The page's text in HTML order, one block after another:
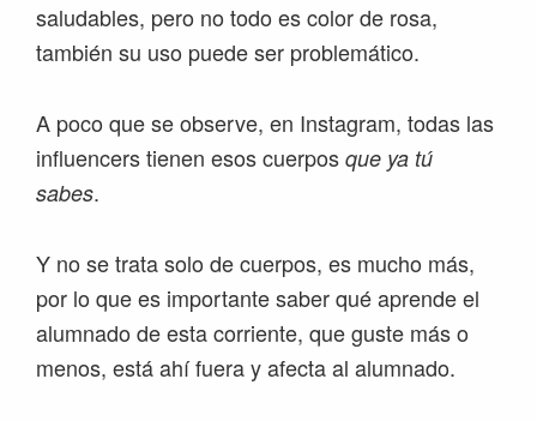
saludables, pero no todo es color de rosa,
también su uso puede ser problemático.
A poco que se observe, en Instagram, todas las
influencers tienen esos cuerpos que ya tú
sabes.
Y no se trata solo de cuerpos, es mucho más,
por lo que es importante saber qué aprende el
alumnado de esta corriente, que guste más o
menos, está ahí fuera y afecta al alumnado.